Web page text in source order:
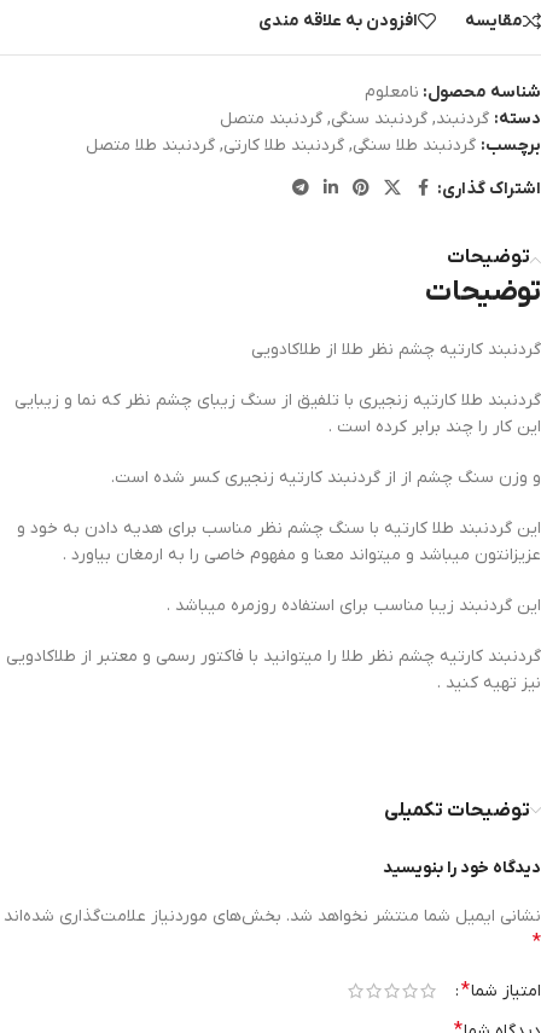
مقایسه افزودن به علاقه مندی
شناسه محصول: نامعلوم
دسته: گردنبند, گردنبند سنگی, گردنبند متصل
برچسب: گردنبند طلا سنگی, گردنبند طلا کارتی, گردنبند طلا متصل
اشتراک گذاری:
توضیحات
توضیحات
گردنبند کارتیه چشم نظر طلا از طلاکادویی
گردنبند طلا کارتیه زنجیری با تلفیق از سنگ زیبای چشم نظر که نما و زیبایی
این کار را چند برابر کرده است .
و وزن سنگ چشم از از گردنبند کارتیه زنجیری کسر شده است.
این گردنبند طلا کارتیه با سنگ چشم نظر مناسب برای هدیه دادن به خود و
عزیزانتون میباشد و میتواند معنا و مفهوم خاصی را به ارمغان بیاورد .
این گردنبند زیبا مناسب برای استفاده روزمره میباشد .
گردنبند کارتیه چشم نظر طلا را میتوانید با فاکتور رسمی و معتبر از طلاکادویی
نیز تهیه کنید .
توضیحات تکمیلی
دیدگاه خود را بنویسید
نشانی ایمیل شما منتشر نخواهد شد. بخش‌های موردنیاز علامت‌گذاری شده‌اند
*
امتیاز شما*